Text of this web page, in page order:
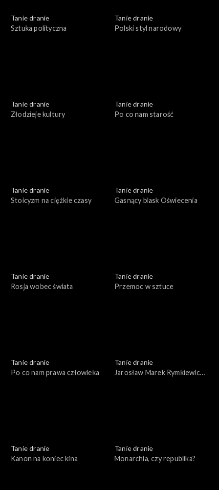
Tanie dranie
Sztuka polityczna
Tanie dranie
Polski styl narodowy
Tanie dranie
Złodzieje kultury
Tanie dranie
Po co nam starość
Tanie dranie
Stoicyzm na ciężkie czasy
Tanie dranie
Gasnący blask Oświecenia
Tanie dranie
Rosja wobec świata
Tanie dranie
Przemoc w sztuce
Tanie dranie
Po co nam prawa człowieka
Tanie dranie
Jarosław Marek Rymkiewicz
Tanie dranie
Kanon na koniec kina
Tanie dranie
Monarchia, czy republika?